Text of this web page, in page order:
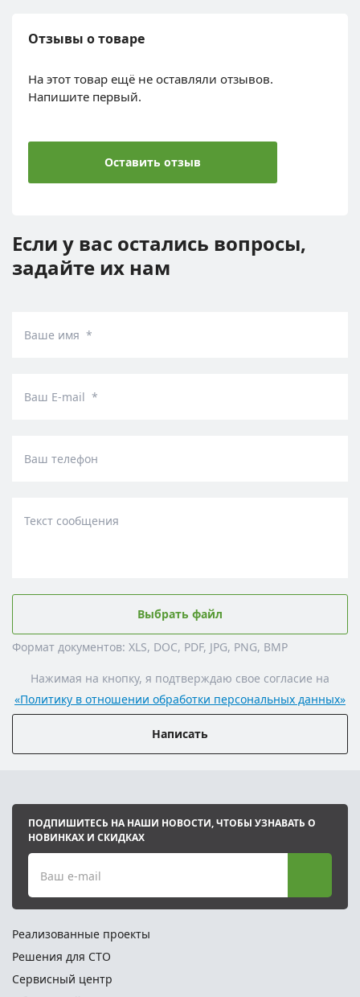
Отзывы о товаре
На этот товар ещё не оставляли отзывов.
Напишите первый.
Оставить отзыв
Если у вас остались вопросы,
задайте их нам
Ваше имя *
Ваш E-mail *
Ваш телефон
Текст сообщения
Выбрать файл
Формат документов: XLS, DOC, PDF, JPG, PNG, BMP
Нажимая на кнопку, я подтверждаю свое согласие на
«Политику в отношении обработки персональных данных»
Написать
ПОДПИШИТЕСЬ НА НАШИ НОВОСТИ, ЧТОБЫ УЗНАВАТЬ О
НОВИНКАХ И СКИДКАХ
Ваш e-mail
Реализованные проекты
Решения для СТО
Сервисный центр